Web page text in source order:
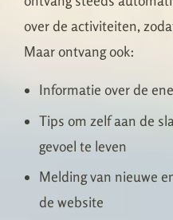
over de activiteiten,
Maar ontvang ook:
Informatie over de
Tips om zelf aan de
gevoel te leven
Melding van nieuwe
de website